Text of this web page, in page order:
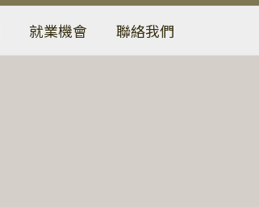
就業機會 聯絡我們